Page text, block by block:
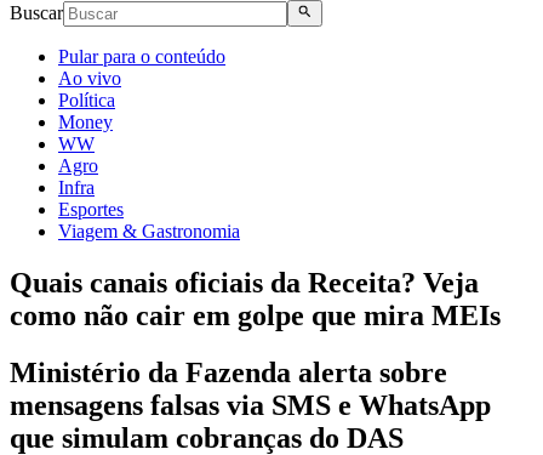
Buscar
Pular para o conteúdo
Ao vivo
Política
Money
WW
Agro
Infra
Esportes
Viagem & Gastronomia
Quais canais oficiais da Receita? Veja
como não cair em golpe que mira MEIs
Ministério da Fazenda alerta sobre
mensagens falsas via SMS e WhatsApp
que simulam cobranças do DAS